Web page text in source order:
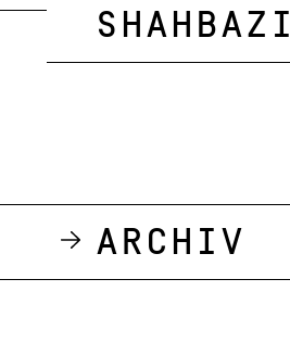
Shahbazi
Archiv